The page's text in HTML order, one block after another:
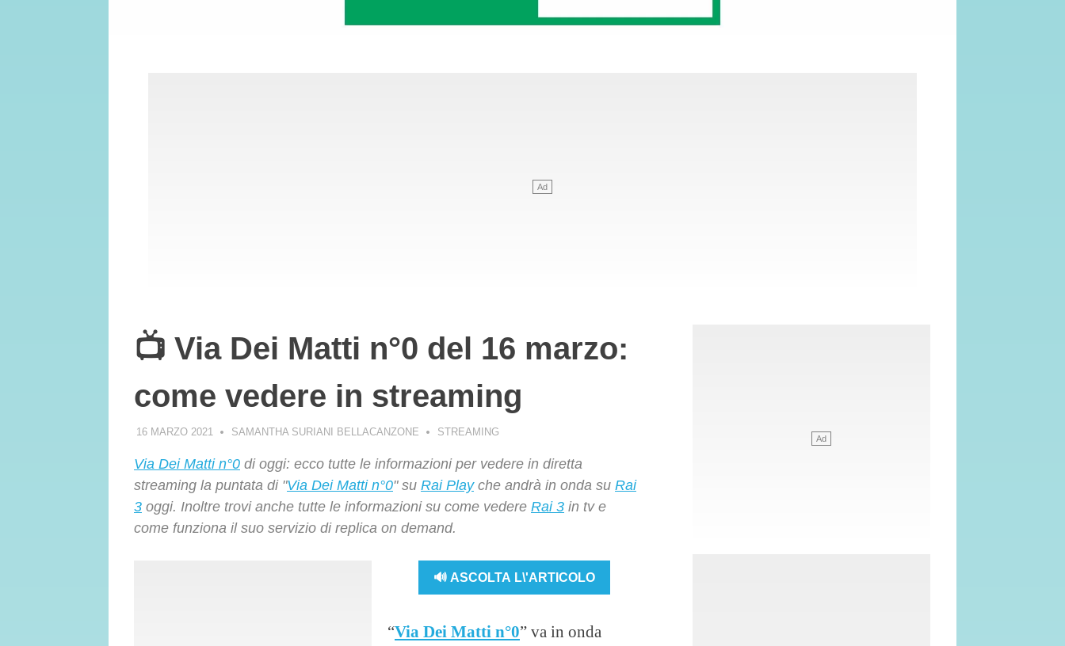
📺 Via Dei Matti n°0 del 16 marzo:
come vedere in streaming
16 MARZO 2021 SAMANTHA SURIANI BELLACANZONE STREAMING
Via Dei Matti n°0 di oggi: ecco tutte le informazioni per vedere in diretta
streaming la puntata di "Via Dei Matti n°0" su Rai Playche andrà in onda su Rai
3 oggi. Inoltre trovi anche tutte le informazioni su come vedere Rai 3 in tv e
come funziona il suo servizio di replica on demand.
🔊 ASCOLTA L\'ARTICOLO
“Via Dei Matti n°0” va in onda